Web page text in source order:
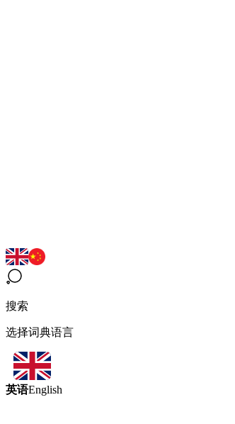
搜索
选择词典语言
英语English